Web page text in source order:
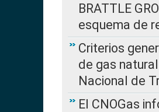
BRATTLE
esquema de
Criterios
de gas
Nacional de
El CNOGas